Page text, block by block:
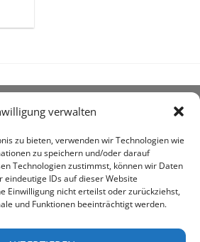
verwalten
zu bieten, verwenden wir Technologien wie
zu speichern und/oder darauf
Technologien zustimmst, können wir Daten
IDs auf dieser Website
Einwilligung nicht erteilst oder zurückziehst,
und Funktionen beeinträchtigt werden.
Bedarfsartikel geht.